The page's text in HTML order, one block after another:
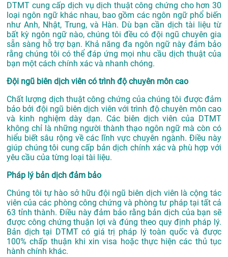
DTMT cung cấp dịch vụ dịch thuật công chứng cho hơn 30
loại ngôn ngữ khác nhau, bao gồm các ngôn ngữ phổ biến
như Anh, Nhật, Trung, và Hàn. Dù bạn cần dịch tài liệu từ
bất kỳ ngôn ngữ nào, chúng tôi đều có đội ngũ chuyên gia
sẵn sàng hỗ trợ bạn. Khả năng đa ngôn ngữ này đảm bảo
rằng chúng tôi có thể đáp ứng mọi nhu cầu dịch thuật của
bạn một cách chính xác và nhanh chóng.
Đội ngũ biên dịch viên có trình độ chuyên môn cao
Chất lượng dịch thuật công chứng của chúng tôi được đảm
bảo bởi đội ngũ biên dịch viên với trình độ chuyên môn cao
và kinh nghiệm dày dạn. Các biên dịch viên của DTMT
không chỉ là những người thành thạo ngôn ngữ mà còn có
hiểu biết sâu rộng về các lĩnh vực chuyên ngành. Điều này
giúp chúng tôi cung cấp bản dịch chính xác và phù hợp với
yêu cầu của từng loại tài liệu.
Pháp lý bản dịch đảm bảo
Chúng tôi tự hào sở hữu đội ngũ biên dịch viên là cộng tác
viên của các phòng công chứng và phòng tư pháp tại tất cả
63 tỉnh thành. Điều này đảm bảo rằng bản dịch của bạn sẽ
được công chứng thuận lợi và đúng theo quy định pháp lý.
Bản dịch tại DTMT có giá trị pháp lý toàn quốc và được
100% chấp thuận khi xin visa hoặc thực hiện các thủ tục
hành chính khác.